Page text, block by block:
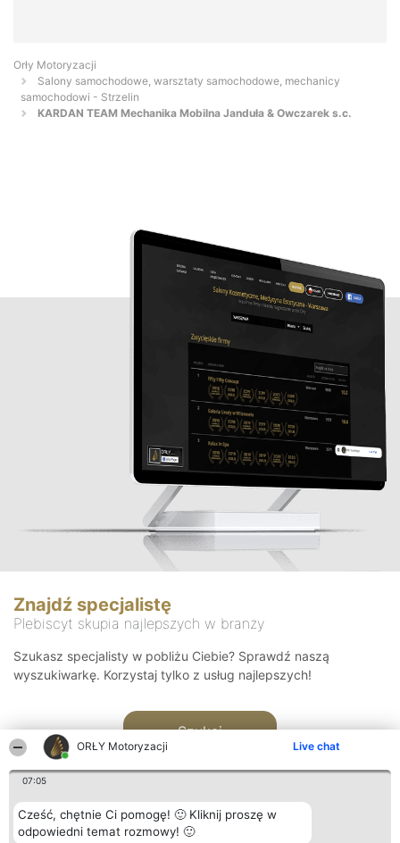
ORŁY Motoryzacji Live chat
07:05
Cześć, chętnie Ci pomogę! 🙂 Kliknij proszę w
odpowiedni temat rozmowy! 🙂
Orły Motoryzacji
Salony samochodowe, warsztaty samochodowe, mechanicy
samochodowi - Strzelin
KARDAN TEAM Mechanika Mobilna Janduła & Owczarek s.c.
Znajdź specjalistę
Plebiscyt skupia najlepszych w branży
Szukasz specjalisty w pobliżu Ciebie? Sprawdź naszą
wyszukiwarkę. Korzystaj tylko z usług najlepszych!
Szukaj